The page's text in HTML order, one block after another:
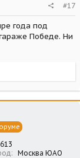
#17
года под
Победе. Ни
Москва ЮАО